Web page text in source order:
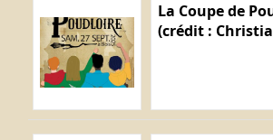
La Coupe de
(crédit :